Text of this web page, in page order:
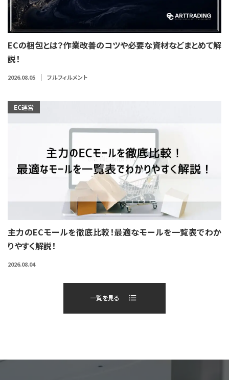
ECの梱包とは？作業改善のコツや必要な資材などまとめて解
説！
2026.08.05 フルフィルメント
EC運営
主力のECモールを徹底比較！最適なモールを一覧表でわか
りやすく解説！
2026.08.04
一覧を見る